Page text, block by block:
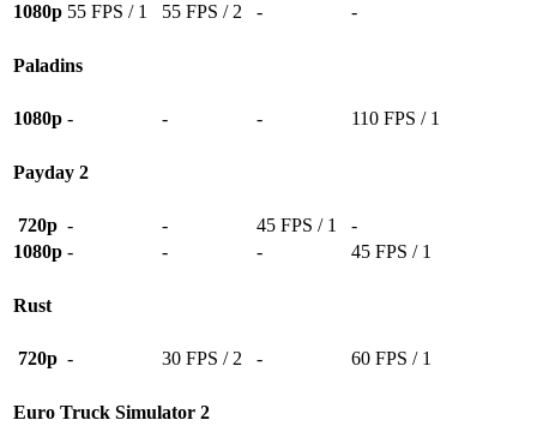
1080p 55 FPS / 1 55 FPS / 2 - -
Paladins
1080p - - - 110 FPS / 1
Payday 2
720p - - 45 FPS / 1
-
1080p - - - 45 FPS / 1
Rust
720p - 30 FPS / 2 - 60 FPS / 1
Euro Truck Simulator 2